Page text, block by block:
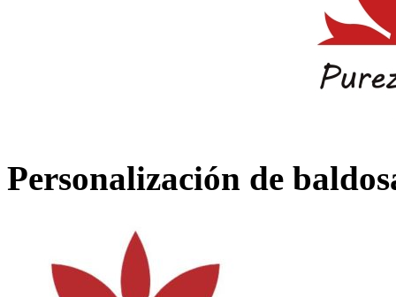
Personalización de